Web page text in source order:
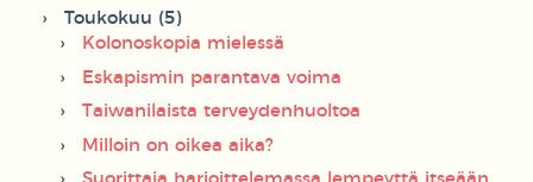
Toukokuu (5)
Kolonoskopia mielessä
Eskapismin parantava voima
Taiwanilaista terveydenhuoltoa
Milloin on oikea aika?